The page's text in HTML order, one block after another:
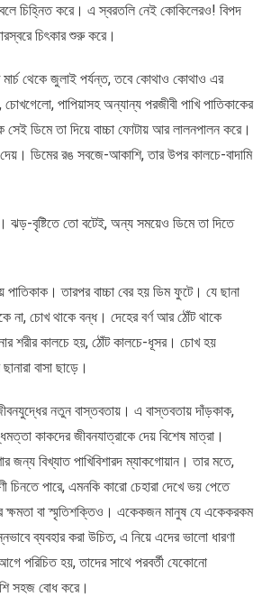
চিহ্নিত করে। এ স্বরতলি নেই কোকিলেরও! বিপদ
চিৎকার শুরু করে।
থেকে জুলাই পর্যন্ত, তবে কোথাও কোথাও এর
পাপিয়াসহ অন্যান্য পরজীবী পাখি পাতিকাকের
সেই ডিমে তা দিয়ে বাচ্চা ফোটায় আর লালনপালন করে।
ডিমের রঙ সবজে-আকাশি, তার উপর কালচে-বাদামি
ঝড়-বৃষ্টিতে তো বটেই, অন্য সময়েও ডিমে তা দিতে
তারপর বাচ্চা বের হয় ডিম ফুটে। যে ছানা
না, চোখ থাকে বন্ধ। দেহের বর্ণ আর ঠোঁট থাকে
শরীর কালচে হয়, ঠোঁট কালচে-ধূসর। চোখ হয়
বাসা ছাড়ে।
নতুন বাস্তবতায়। এ বাস্তবতায় দাঁড়কাক,
কাকদের জীবনযাত্রাকে দেয় বিশেষ মাত্রা।
জন্য বিখ্যাত পাখিবিশারদ ম্যাকগোয়ান। তার মতে,
চিনতে পারে, এমনকি কারো চেহারা দেখে ভয় পেতে
ক্ষমতা বা স্মৃতিশক্তিও। একেকজন মানুষ যে একেকরকম
ব্যবহার করা উচিত, এ নিয়ে এদের ভালো ধারণা
পরিচিত হয়, তাদের সাথে পরবর্তী যেকোনো
সহজ বোধ করে।